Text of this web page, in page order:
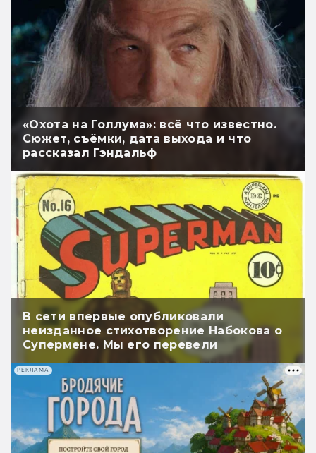
«Охота на Голлума»: всё что известно.
Сюжет, съёмки, дата выхода и что
рассказал Гэндальф
В сети впервые опубликовали
неизданное стихотворение Набокова о
Супермене. Мы его перевели
РЕКЛАМА